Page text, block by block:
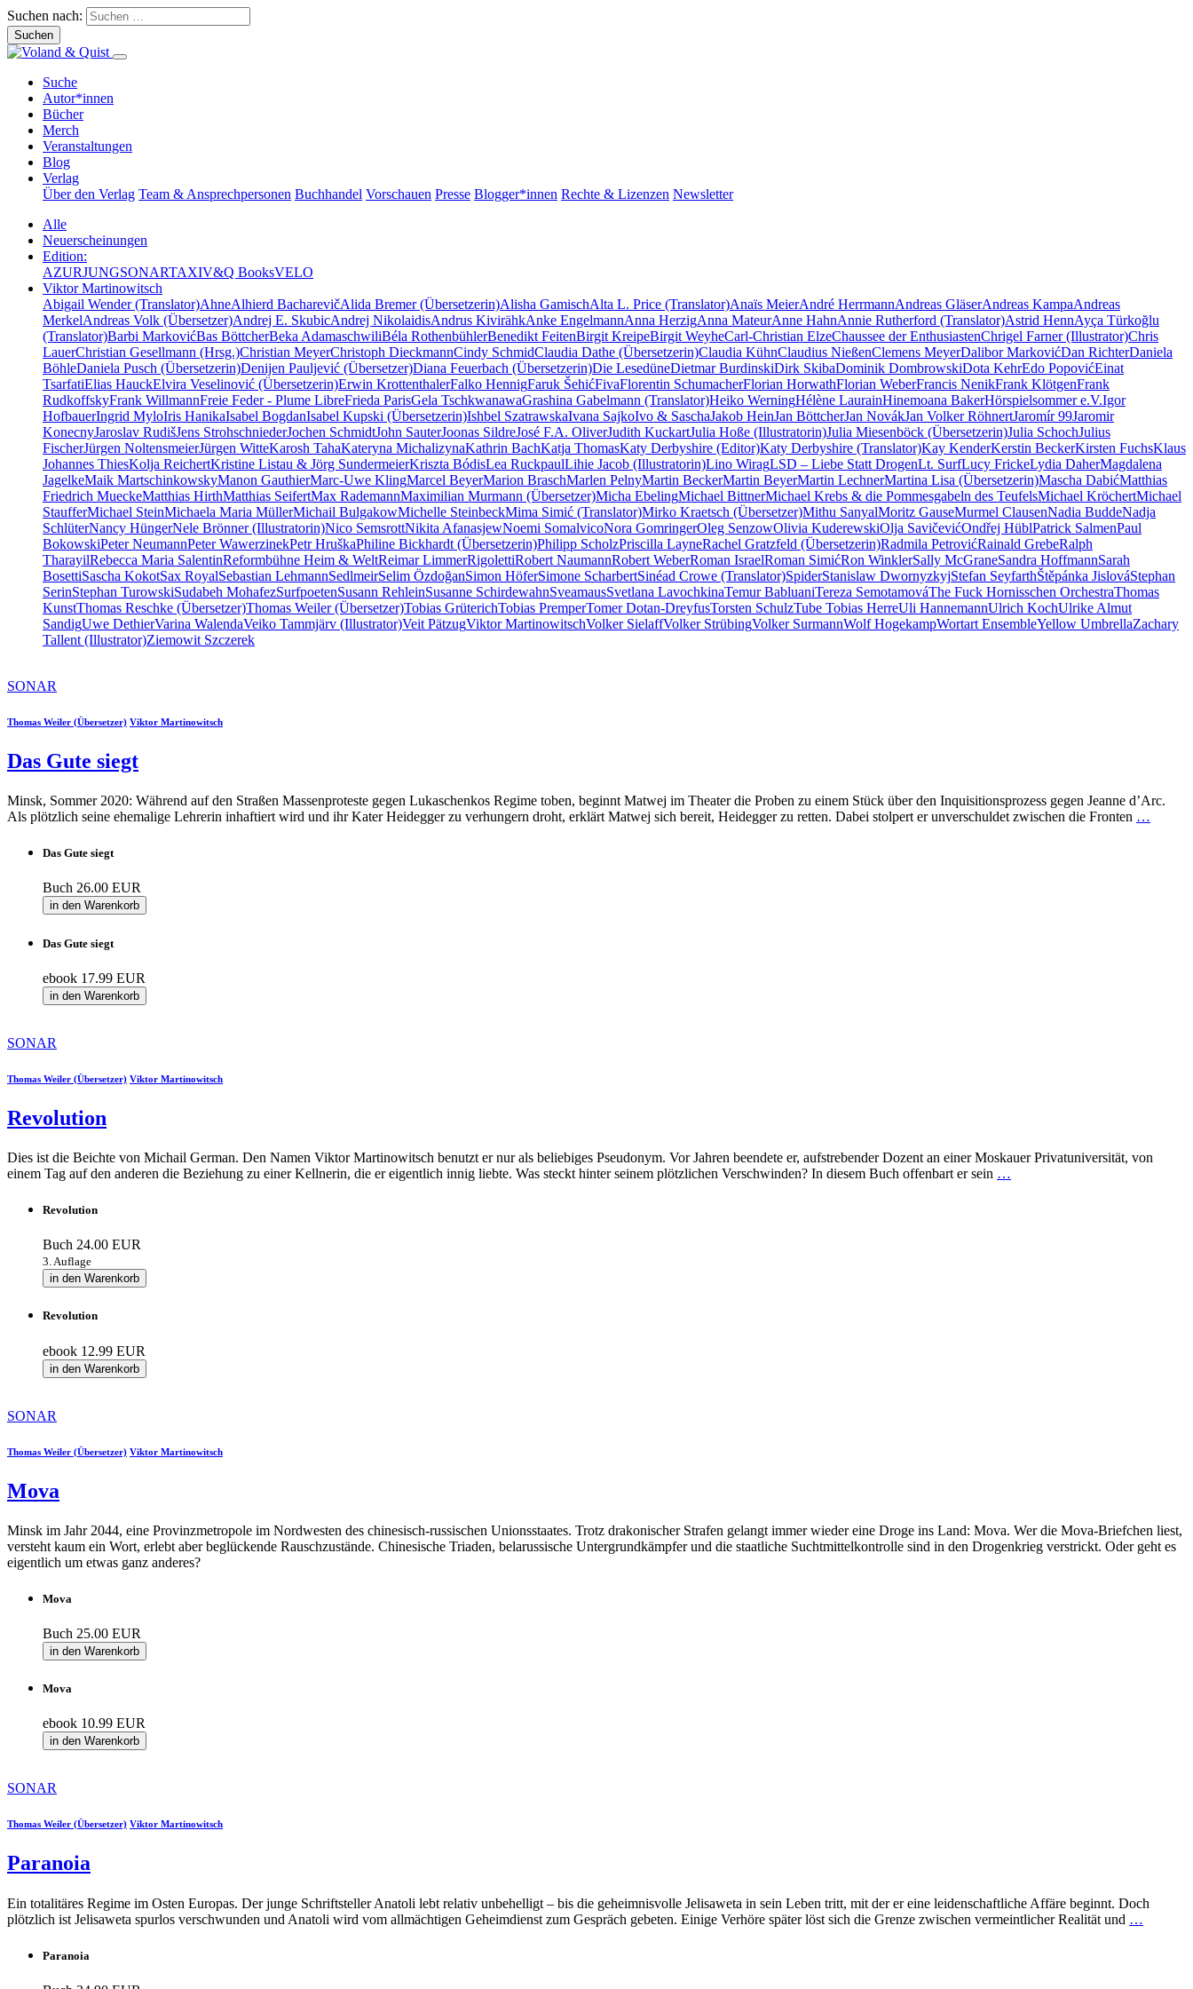
Suchen nach:
Suche
Autor*innen
Bücher
Merch
Veranstaltungen
Blog
Verlag
Über den Verlag Team & Ansprechpersonen Buchhandel Vorschauen Presse Blogger*innen Rechte & Lizenzen Newsletter
Alle
Neuerscheinungen
Edition:
AZURJUNGSONARTAXIV&Q BooksVELO
Viktor Martinowitsch
Abigail Wender (Translator)AhneAlhierd BacharevičAlida Bremer (Übersetzerin)Alisha GamischAlta L. Price (Translator)Anaïs MeierAndré HerrmannAndreas GläserAndreas KampaAndreas
MerkelAndreas Volk (Übersetzer)Andrej E. SkubicAndrej NikolaidisAndrus KivirähkAnke EngelmannAnna HerzigAnna MateurAnne HahnAnnie Rutherford (Translator)Astrid HennAyça Türkoğlu
(Translator)Barbi MarkovićBas BöttcherBeka AdamaschwiliBéla RothenbühlerBenedikt FeitenBirgit KreipeBirgit WeyheCarl-Christian ElzeChaussee der EnthusiastenChrigel Farner (Illustrator)Chris
LauerChristian Gesellmann (Hrsg.)Christian MeyerChristoph DieckmannCindy SchmidClaudia Dathe (Übersetzerin)Claudia KühnClaudius NießenClemens MeyerDalibor MarkovićDan RichterDaniela
BöhleDaniela Pusch (Übersetzerin)Denijen Pauljević (Übersetzer)Diana Feuerbach (Übersetzerin)Die LesedüneDietmar BurdinskiDirk SkibaDominik DombrowskiDota KehrEdo PopovićEinat
TsarfatiElias HauckElvira Veselinović (Übersetzerin)Erwin KrottenthalerFalko HennigFaruk ŠehićFivaFlorentin SchumacherFlorian HorwathFlorian WeberFrancis NenikFrank KlötgenFrank
RudkoffskyFrank WillmannFreie Feder - Plume LibreFrieda ParisGela TschkwanawaGrashina Gabelmann (Translator)Heiko WerningHélène LaurainHinemoana BakerHörspielsommer e.V.Igor
HofbauerIngrid MyloIris HanikaIsabel BogdanIsabel Kupski (Übersetzerin)Ishbel SzatrawskaIvana SajkoIvo & SaschaJakob HeinJan BöttcherJan NovákJan Volker RöhnertJaromír 99Jaromir
KonecnyJaroslav RudišJens StrohschniederJochen SchmidtJohn SauterJoonas SildreJosé F.A. OliverJudith KuckartJulia Hoße (Illustratorin)Julia Miesenböck (Übersetzerin)Julia SchochJulius
FischerJürgen NoltensmeierJürgen WitteKarosh TahaKateryna MichalizynaKathrin BachKatja ThomasKaty Derbyshire (Editor)Katy Derbyshire (Translator)Kay KenderKerstin BeckerKirsten FuchsKlaus
Johannes ThiesKolja ReichertKristine Listau & Jörg SundermeierKriszta BódisLea RuckpaulLihie Jacob (Illustratorin)Lino WiragLSD – Liebe Statt DrogenLt. SurfLucy FrickeLydia DaherMagdalena
JagelkeMaik MartschinkowskyManon GauthierMarc-Uwe KlingMarcel BeyerMarion BraschMarlen PelnyMartin BeckerMartin BeyerMartin LechnerMartina Lisa (Übersetzerin)Mascha DabićMatthias
Friedrich MueckeMatthias HirthMatthias SeifertMax RademannMaximilian Murmann (Übersetzer)Micha EbelingMichael BittnerMichael Krebs & die Pommesgabeln des TeufelsMichael KröchertMichael
StaufferMichael SteinMichaela Maria MüllerMichail BulgakowMichelle SteinbeckMima Simić (Translator)Mirko Kraetsch (Übersetzer)Mithu SanyalMoritz GauseMurmel ClausenNadia BuddeNadja
SchlüterNancy HüngerNele Brönner (Illustratorin)Nico SemsrottNikita AfanasjewNoemi SomalvicoNora GomringerOleg SenzowOlivia KuderewskiOlja SavičevićOndřej HüblPatrick SalmenPaul
BokowskiPeter NeumannPeter WawerzinekPetr HruškaPhiline Bickhardt (Übersetzerin)Philipp ScholzPriscilla LayneRachel Gratzfeld (Übersetzerin)Radmila PetrovićRainald GrebeRalph
TharayilRebecca Maria SalentinReformbühne Heim & WeltReimar LimmerRigolettiRobert NaumannRobert WeberRoman IsraelRoman SimićRon WinklerSally McGraneSandra HoffmannSarah
BosettiSascha KokotSax RoyalSebastian LehmannSedlmeirSelim ÖzdoğanSimon HöferSimone ScharbertSinéad Crowe (Translator)SpiderStanislaw DwornyzkyjStefan SeyfarthŠtěpánka JislováStephan
SerinStephan TurowskiSudabeh MohafezSurfpoetenSusann RehleinSusanne SchirdewahnSveamausSvetlana LavochkinaTemur BabluaniTereza SemotamováThe Fuck Hornisschen OrchestraThomas
KunstThomas Reschke (Übersetzer)Thomas Weiler (Übersetzer)Tobias GrüterichTobias PremperTomer Dotan-DreyfusTorsten SchulzTube Tobias HerreUli HannemannUlrich KochUlrike Almut
SandigUwe DethierVarina WalendaVeiko Tammjärv (Illustrator)Veit PätzugViktor MartinowitschVolker SielaffVolker StrübingVolker SurmannWolf HogekampWortart EnsembleYellow UmbrellaZachary
Tallent (Illustrator)Ziemowit Szczerek
SONAR
Thomas Weiler (Übersetzer) Viktor Martinowitsch
Das Gute siegt
Minsk, Sommer 2020: Während auf den Straßen Massenproteste gegen Lukaschenkos Regime toben, beginnt Matwej im Theater die Proben zu einem Stück über den Inquisitionsprozess gegen Jeanne d’Arc.
Als plötzlich seine ehemalige Lehrerin inhaftiert wird und ihr Kater Heidegger zu verhungern droht, erklärt Matwej sich bereit, Heidegger zu retten. Dabei stolpert er unverschuldet zwischen die Fronten …
Das Gute siegt
Buch 26.00 EUR
in den Warenkorb
Das Gute siegt
ebook 17.99 EUR
in den Warenkorb
SONAR
Thomas Weiler (Übersetzer) Viktor Martinowitsch
Revolution
Dies ist die Beichte von Michail German. Den Namen Viktor Martinowitsch benutzt er nur als beliebiges Pseudonym. Vor Jahren beendete er, aufstrebender Dozent an einer Moskauer Privatuniversität, von
einem Tag auf den anderen die Beziehung zu einer Kellnerin, die er eigentlich innig liebte. Was steckt hinter seinem plötzlichen Verschwinden? In diesem Buch offenbart er sein …
Revolution
Buch 24.00 EUR
3. Auflage
in den Warenkorb
Revolution
ebook 12.99 EUR
in den Warenkorb
SONAR
Thomas Weiler (Übersetzer) Viktor Martinowitsch
Mova
Minsk im Jahr 2044, eine Provinzmetropole im Nordwesten des chinesisch-russischen Unionsstaates. Trotz drakonischer Strafen gelangt immer wieder eine Droge ins Land: Mova. Wer die Mova-Briefchen liest,
versteht kaum ein Wort, erlebt aber beglückende Rauschzustände. Chinesische Triaden, belarussische Untergrundkämpfer und die staatliche Suchtmittelkontrolle sind in den Drogenkrieg verstrickt. Oder geht es
eigentlich um etwas ganz anderes?
Mova
Buch 25.00 EUR
in den Warenkorb
Mova
ebook 10.99 EUR
in den Warenkorb
SONAR
Thomas Weiler (Übersetzer) Viktor Martinowitsch
Paranoia
Ein totalitäres Regime im Osten Europas. Der junge Schriftsteller Anatoli lebt relativ unbehelligt – bis die geheimnisvolle Jelisaweta in sein Leben tritt, mit der er eine leidenschaftliche Affäre beginnt. Doch
plötzlich ist Jelisaweta spurlos verschwunden und Anatoli wird vom allmächtigen Geheimdienst zum Gespräch gebeten. Einige Verhöre später löst sich die Grenze zwischen vermeintlicher Realität und …
Paranoia